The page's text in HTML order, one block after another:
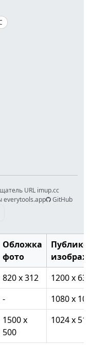
URL imup.cc
everytools.app
GitHub
Обложка
фото
820 x 312
1200 x
-
1080 x
1500 x
500
1024 x